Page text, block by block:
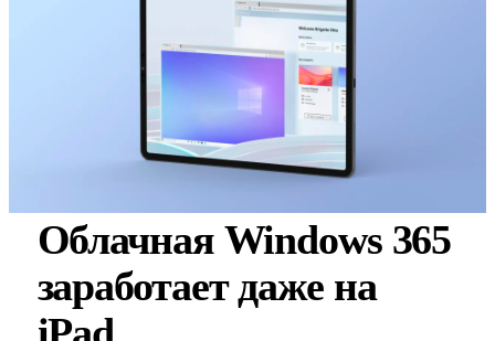
Облачная Windows 365
заработает даже на